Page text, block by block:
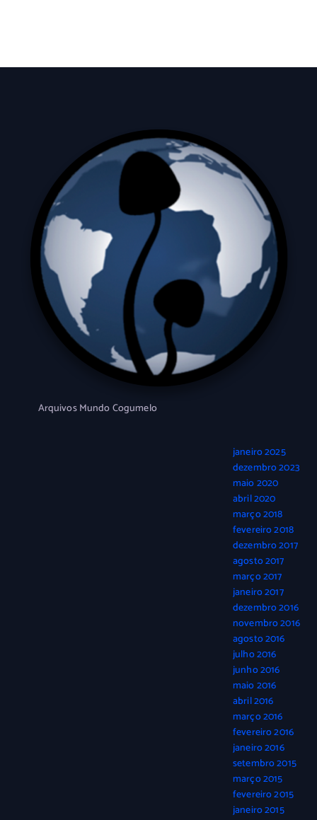
Arquivos Mundo Cogumelo
janeiro 2025
dezembro 2023
maio 2020
abril 2020
março 2018
fevereiro 2018
dezembro 2017
agosto 2017
março 2017
janeiro 2017
dezembro 2016
novembro 2016
agosto 2016
julho 2016
junho 2016
maio 2016
abril 2016
março 2016
fevereiro 2016
janeiro 2016
setembro 2015
março 2015
fevereiro 2015
janeiro 2015